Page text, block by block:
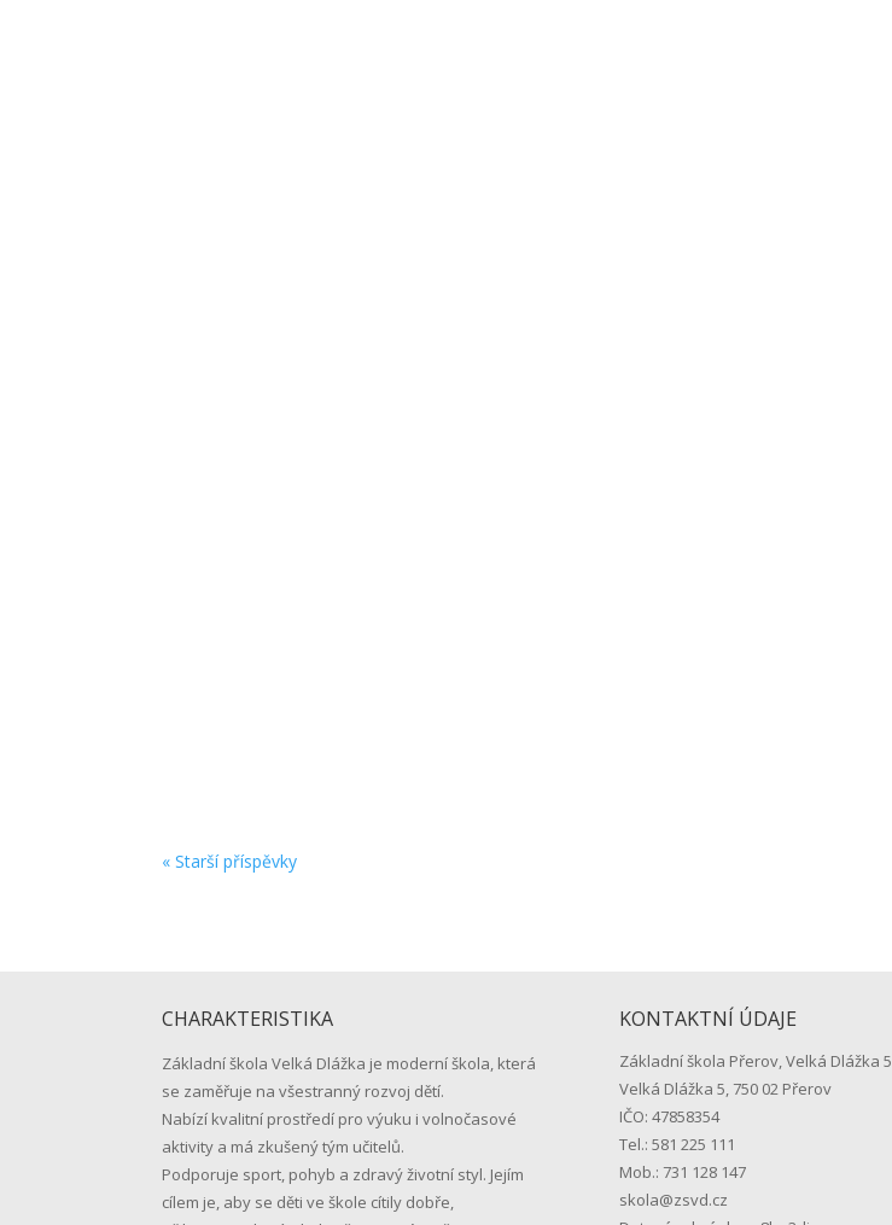
« Starší příspěvky
CHARAKTERISTIKA
Základní škola Velká Dlážka je moderní škola, která
se zaměřuje na všestranný rozvoj dětí.
Nabízí kvalitní prostředí pro výuku i volnočasové
aktivity a má zkušený tým učitelů.
Podporuje sport, pohyb a zdravý životní styl. Jejím
cílem je, aby se děti ve škole cítily dobře,
KONTAKTNÍ ÚDAJE
Základní škola Přerov, Velká Dlážka 5
Velká Dlážka 5, 750 02 Přerov
IČO: 47858354
Tel.: 581 225 111
Mob.: 731 128 147
skola@zsvd.cz